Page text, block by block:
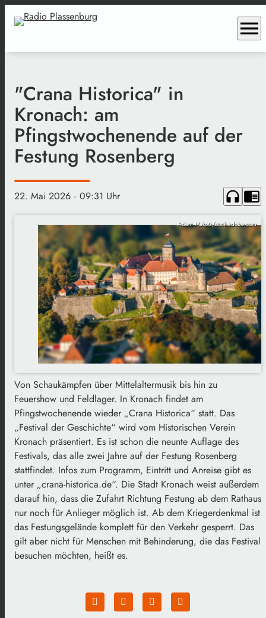
menu
"Crana Historica" in
Kronach: am
Pfingstwochenende auf der
Festung Rosenberg
22. Mai 2026 · 09:31 Uhr headphones chrome_reader_mode
Adam Makota/stock.adobe.com
Von Schaukämpfen über Mittelaltermusik bis hin zu
Feuershow und Feldlager. In Kronach findet am
Pfingstwochenende wieder „Crana Historica“ statt. Das
„Festival der Geschichte“ wird vom Historischen Verein
Kronach präsentiert. Es ist schon die neunte Auflage des
Festivals, das alle zwei Jahre auf der Festung Rosenberg
stattfindet. Infos zum Programm, Eintritt und Anreise gibt es
unter „crana-historica.de“. Die Stadt Kronach weist außerdem
darauf hin, dass die Zufahrt Richtung Festung ab dem Rathaus
nur noch für Anlieger möglich ist. Ab dem Kriegerdenkmal ist
das Festungsgelände komplett für den Verkehr gesperrt. Das
gilt aber nicht für Menschen mit Behinderung, die das Festival
besuchen möchten, heißt es.